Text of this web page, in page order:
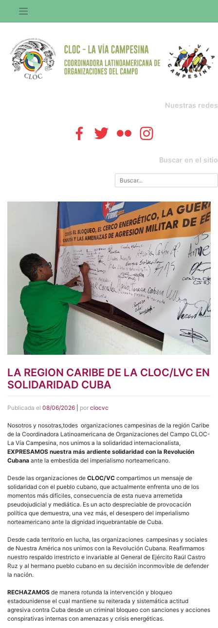
contenido
Nuestras redes
Buscar en el sitio
LA REGION CARIBE DE LA CLOC/LVC EN
SOLIDARIDAD CUBA
Publicada el 08/06/2026 por clocvc
Nosotros y nosotras,todes organizaciones campesinas de la región Caribe
de la Coordinadora Latinoamericana de Organizaciones del Campo CLOC-
La Vía Campesina, nos unimos a la solidaridad internacionalista,
EXPRESAMOS nuestra más ardiente solidaridad con la Revolución
Cubana ante la embestida del imperialismo norteamericano.
Desde las organizaciones de CLOC/VC compartimos un mensaje de
solidaridad con el pueblo cubano, que actualmente enfrenta uno de los
momentos más difíciles, consecuencia de esta nueva arremetida
pseudojudicial y mediática. Es un acto despreciable de provocación
política que demuestra, una vez más, el desespero del imperialismo
norteamericano ante la dignidad inquebrantable de Cuba.
Desde cada territorio en lucha, las organizaciones campesinas y sociales
de Nuestra América nos unimos con la Revolución Cubana. Reafirmamos
nuestro respaldo irrestricto e invariable al General de Ejército Raúl Castro
Ruz y al hermano pueblo cubano en su decisión inconmovible de defender
la nación.
RECHAZAMOS de manera rotunda la intervención y bloqueo
estadounidense el cual mantiene su reiterada y sistemática actitud
agresiva contra Cuba desde un criminal bloqueo con sanciones y acciones
conspirativas internas con amenazas y crisis energéticas.